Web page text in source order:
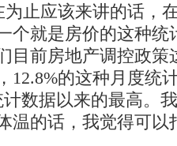
为止应该来讲的话，
个就是房价的这种统
目前房地产调控政策
12.8%的这种月度统
数据以来的最高。
温的话，我觉得可以